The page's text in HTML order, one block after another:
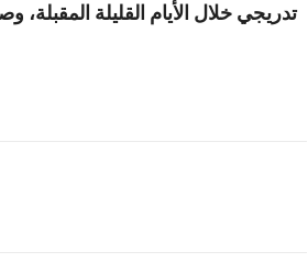
تدريجي خلال الأيام القليلة